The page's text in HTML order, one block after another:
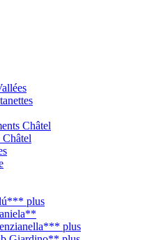
Châtel
Châtel
plus
plus